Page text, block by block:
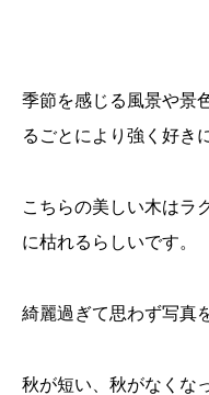
季節を感じる風景や景
るごとにより強く好き
こちらの美しい木はラ
に枯れるらしいです。
綺麗過ぎて思わず写真
秋が短い、秋がなくな